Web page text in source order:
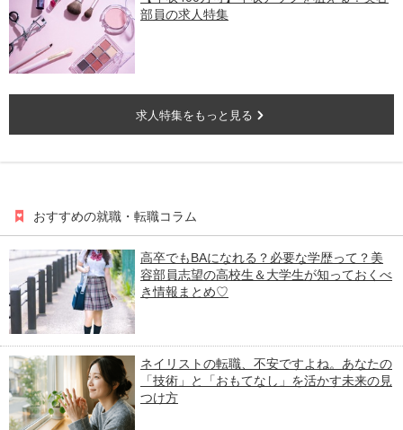
部員の求人特集
求人特集をもっと見る
おすすめの就職・転職コラム
高卒でもBAになれる？必要な学歴って？美
容部員志望の高校生＆大学生が知っておくべ
き情報まとめ♡
ネイリストの転職、不安ですよね。あなたの
「技術」と「おもてなし」を活かす未来の見
つけ方